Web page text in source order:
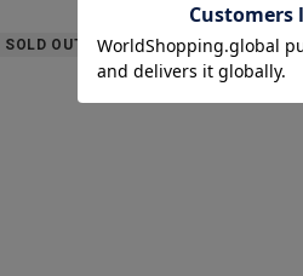
SOLD OUT